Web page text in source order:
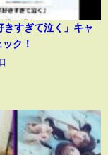
きすぎて泣く」キャ
ク！